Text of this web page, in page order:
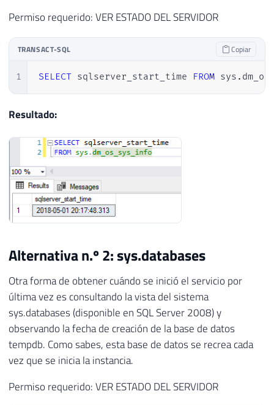
Permiso requerido: VER ESTADO DEL SERVIDOR
TRANSACT-SQL Copiar
1 SELECT sqlserver_start_time FROM sys .
Resultado:
Alternativa n.º 2: sys.databases
Otra forma de obtener cuándo se inició el servicio por
última vez es consultando la vista del sistema
sys.databases (disponible en SQL Server 2008) y
observando la fecha de creación de la base de datos
tempdb. Como sabes, esta base de datos se recrea cada
vez que se inicia la instancia.
Permiso requerido: VER ESTADO DEL SERVIDOR